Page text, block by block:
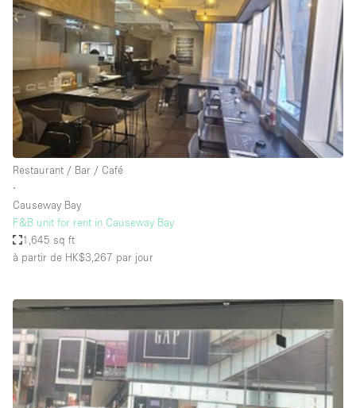
Espace Epuré / Minimaliste
Exposition Véhicules
Internet
Jardin
Licence Alcool
Lumière du Jour
Parking Privé
Plusieurs Pièces
Réserve
Salle de Bain
Smoking Area
Restaurant / Bar / Café
∙
Causeway Bay
F&B unit for rent in Causeway Bay
1,645 sq ft
à partir de HK$3,267 par jour